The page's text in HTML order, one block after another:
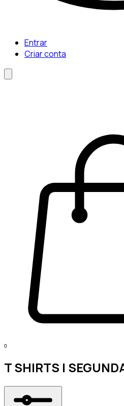
Entrar
Criar conta
0
T SHIRTS |